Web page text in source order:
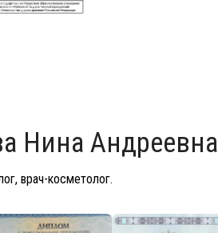
Нина Андреевна
врач-косметолог.